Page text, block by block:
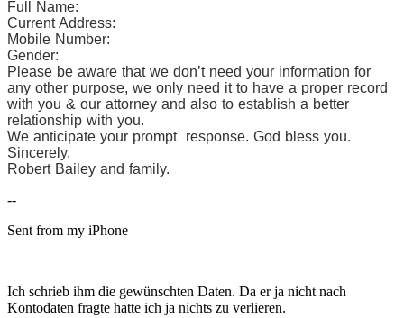
Full Name:
Current Address:
Mobile Number:
Gender:
Please be aware that we don’t need your information for
any other purpose, we only need it to have a proper record
with you & our attorney and also to establish a better
relationship with you.
We anticipate your prompt response. God bless you.
Sincerely,
Robert Bailey and family.
--
Sent from my iPhone
Ich schrieb ihm die gewünschten Daten. Da er ja nicht nach
Kontodaten fragte hatte ich ja nichts zu verlieren.